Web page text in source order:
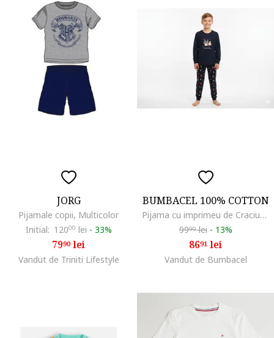
JORG
Pijamale copii, Multicolor
Initial: 12000 lei - 33%
7990lei
Vandut de Triniti Lifestyle
BUMBACEL 100% COTTON
Pijama cu imprimeu de Craciun, din bumbac, pentru baieti, Albastru
9990lei - 13%
8691 lei
Vandut de Bumbacel